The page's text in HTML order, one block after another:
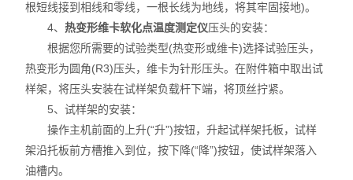
疲劳寿命试验机
点击划线试验机
弯折试验机
热变形温度测定仪
熔融指数测定仪
根短线接到相线和零线，一根长线为地线，将其牢固接地)。
4、热变形维卡软化点温度测定仪压头的安装：
根据您所需要的试验类型(热变形或维卡)选择试验压头，
热变形为圆角(R3)压头，维卡为针形压头。在附件箱中取出试
样架，将压头安装在试样架负载杆下端，将顶丝拧紧。
5、试样架的安装：
操作主机前面的上升(“升”)按钮，升起试样架托板，试样
架沿托板前方槽推入到位，按下降(“降”)按钮，使试样架落入
油槽内。